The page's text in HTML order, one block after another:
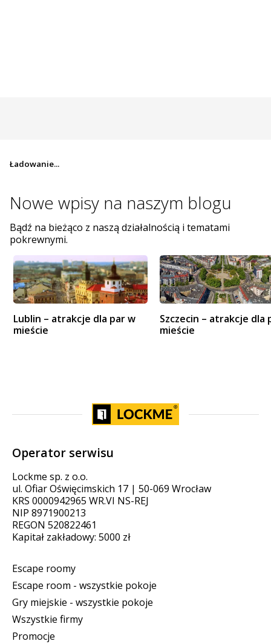
Ładowanie...
Nowe wpisy na naszym blogu
Bądź na bieżąco z naszą działalnością i tematami
pokrewnymi.
Lublin – atrakcje dla par w
mieście
Szczecin – atrakcje dla
mieście
Operator serwisu
Lockme sp. z o.o.
ul. Ofiar Oświęcimskich 17 | 50-069 Wrocław
KRS 0000942965 WR.VI NS-REJ
NIP 8971900213
REGON 520822461
Kapitał zakładowy: 5000 zł
Escape roomy
Escape room - wszystkie pokoje
Gry miejskie - wszystkie pokoje
Wszystkie firmy
Promocje